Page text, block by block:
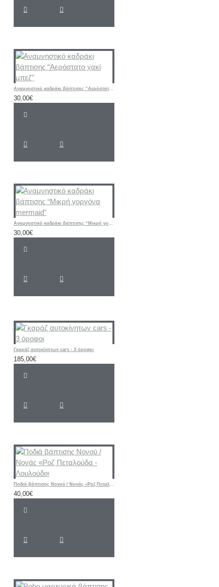
Αναμνηστικό καδράκι βάπτισης “Αερόστατο χακί μπεζ"
30,00€
Αναμνηστικό καδράκι βάπτισης “Μικρή γοργόνα mermaid"
30,00€
Γκαράζ αυτοκίνητων cars - 3 όροφοι
185,00€
Ποδιά βάπτισης Νονού / Νονάς «Ροζ Πεταλούδα - Λουλούδι»
40,00€